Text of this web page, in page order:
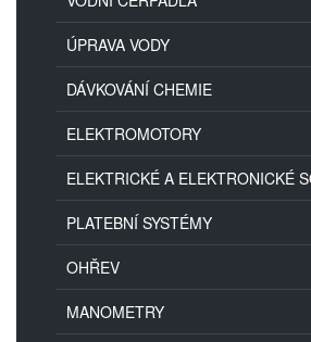
ÚPRAVA VODY
DÁVKOVÁNÍ CHEMIE
ELEKTROMOTORY
ELEKTRICKÉ A ELEKTRONICKÉ
PLATEBNÍ SYSTÉMY
OHŘEV
MANOMETRY